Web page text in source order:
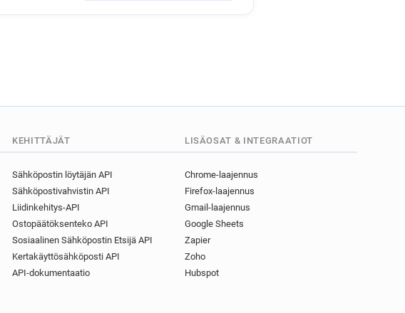
KEHITTÄJÄT
Sähköpostin löytäjän API
Sähköpostivahvistin API
Liidinkehitys-API
Ostopäätöksenteko API
Sosiaalinen Sähköpostin Etsijä API
Kertakäyttösähköposti API
API-dokumentaatio
LISÄOSAT & INTEGRAATIOT
Chrome-laajennus
Firefox-laajennus
Gmail-laajennus
Google Sheets
Zapier
Zoho
Hubspot